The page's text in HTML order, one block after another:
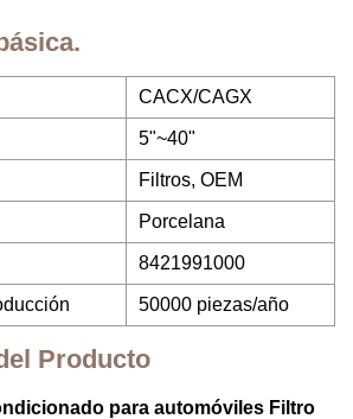
CACX/CAGX
5"~40"
Filtros, OEM
Porcelana
8421991000
50000 piezas/año
Producto
para automóviles Filtro